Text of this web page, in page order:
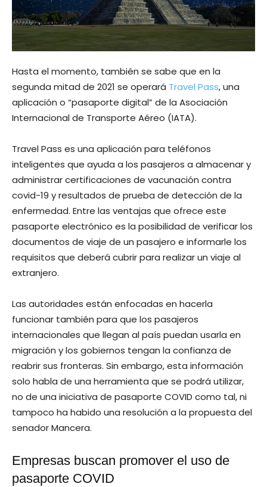
Hasta el momento, también se sabe que en la
segunda mitad de 2021 se operará Travel Pass, una
aplicación o “pasaporte digital” de la Asociación
Internacional de Transporte Aéreo (IATA).
Travel Pass es una aplicación para teléfonos
inteligentes que ayuda a los pasajeros a almacenar y
administrar certificaciones de vacunación contra
covid-19 y resultados de prueba de detección de la
enfermedad. Entre las ventajas que ofrece este
pasaporte electrónico es la posibilidad de verificar los
documentos de viaje de un pasajero e informarle los
requisitos que deberá cubrir para realizar un viaje al
extranjero.
Las autoridades están enfocadas en hacerla
funcionar también para que los pasajeros
internacionales que llegan al país puedan usarla en
migración y los gobiernos tengan la confianza de
reabrir sus fronteras. Sin embargo, esta información
solo habla de una herramienta que se podrá utilizar,
no de una iniciativa de pasaporte COVID como tal, ni
tampoco ha habido una resolución a la propuesta del
senador Mancera.
Empresas buscan promover el uso de
pasaporte COVID